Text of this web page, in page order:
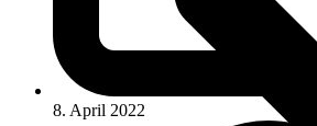
8. April 2022